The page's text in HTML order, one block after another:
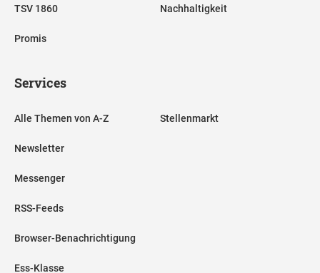
TSV 1860
Promis
Nachhaltigkeit
Services
Alle Themen von A-Z
Newsletter
Messenger
RSS-Feeds
Browser-Benachrichtigung
Ess-Klasse
Stellenmarkt